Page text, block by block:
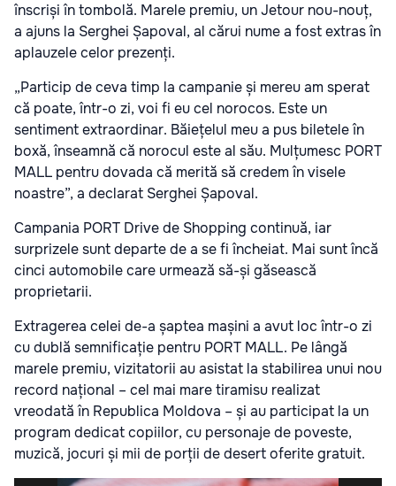
înscriși în tombolă. Marele premiu, un Jetour nou-nouț,
a ajuns la Serghei Șapoval, al cărui nume a fost extras în
aplauzele celor prezenți.
„Particip de ceva timp la campanie și mereu am sperat
că poate, într-o zi, voi fi eu cel norocos. Este un
sentiment extraordinar. Băiețelul meu a pus biletele în
boxă, înseamnă că norocul este al său. Mulțumesc PORT
MALL pentru dovada că merită să credem în visele
noastre”, a declarat Serghei Șapoval.
Campania PORT Drive de Shopping continuă, iar
surprizele sunt departe de a se fi încheiat. Mai sunt încă
cinci automobile care urmează să-și găsească
proprietarii.
Extragerea celei de-a șaptea mașini a avut loc într-o zi
cu dublă semnificație pentru PORT MALL. Pe lângă
marele premiu, vizitatorii au asistat la stabilirea unui nou
record național – cel mai mare tiramisu realizat
vreodată în Republica Moldova – și au participat la un
program dedicat copiilor, cu personaje de poveste,
muzică, jocuri și mii de porții de desert oferite gratuit.